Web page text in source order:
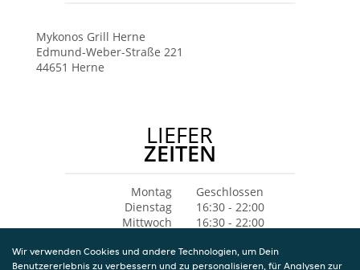
Mykonos Grill Herne
Edmund-Weber-Straße 221
44651 Herne
LIEFER
ZEITEN
Montag
Geschlossen
Dienstag
16:30 - 22:00
Mittwoch
16:30 - 22:00
Freitag
16:30 - 22:00
Wir verwenden Cookies und andere Technologien, um Dein
Benutzererlebnis zu verbessern und zu personalisieren, für Analysen zur